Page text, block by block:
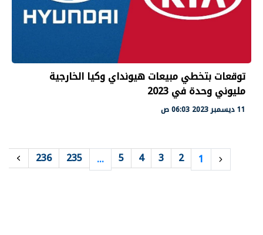
توقعات بتخطي مبيعات هيونداي وكيا الخارجية
مليوني وحدة في 2023
11 ديسمبر 2023 06:03 ص
1
2
3
4
5
…
235
236